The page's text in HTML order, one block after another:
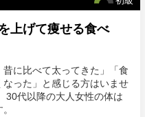
上げて痩せる食べ
昔に比べて太ってきた」「食
った」と感じる方はいませ
30代以降の大人女性の体は